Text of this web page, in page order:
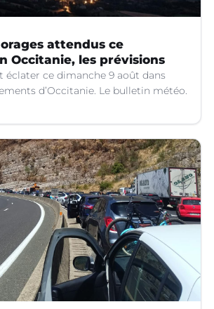
attendus ce
Occitanie, les prévisions
éclater ce dimanche 9 août dans
d’Occitanie. Le bulletin météo.